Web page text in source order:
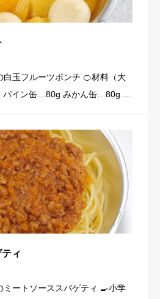
白玉フルーツポンチ 🍊材料（大
パイン缶…80g みかん缶…80g 黄
玉粉… […]
ィ
ミートソーススパゲティ 🍳小学